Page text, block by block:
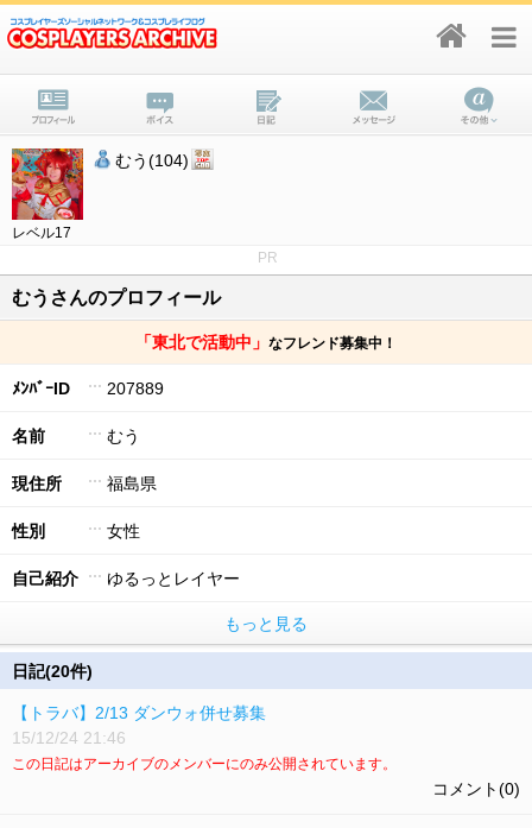
レベル17
むう(104)
PR
むうさんのプロフィール
「東北で活動中」 なフレンド募集中！
ﾒﾝﾊﾞｰID 207889
名前 むう
現住所 福島県
性別 女性
自己紹介 ゆるっとレイヤー
もっと見る
日記(20件)
【トラバ】2/13 ダンウォ併せ募集
15/12/24 21:46
この日記はアーカイブのメンバーにのみ公開されています。
コメント(0)